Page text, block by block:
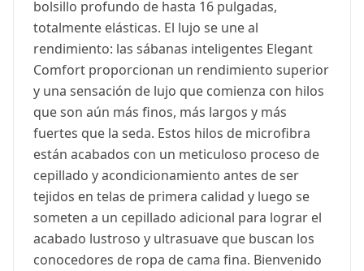
bolsillo profundo de hasta 16 pulgadas,
totalmente elásticas. El lujo se une al
rendimiento: las sábanas inteligentes Elegant
Comfort proporcionan un rendimiento superior
y una sensación de lujo que comienza con hilos
que son aún más finos, más largos y más
fuertes que la seda. Estos hilos de microfibra
están acabados con un meticuloso proceso de
cepillado y acondicionamiento antes de ser
tejidos en telas de primera calidad y luego se
someten a un cepillado adicional para lograr el
acabado lustroso y ultrasuave que buscan los
conocedores de ropa de cama fina. Bienvenido